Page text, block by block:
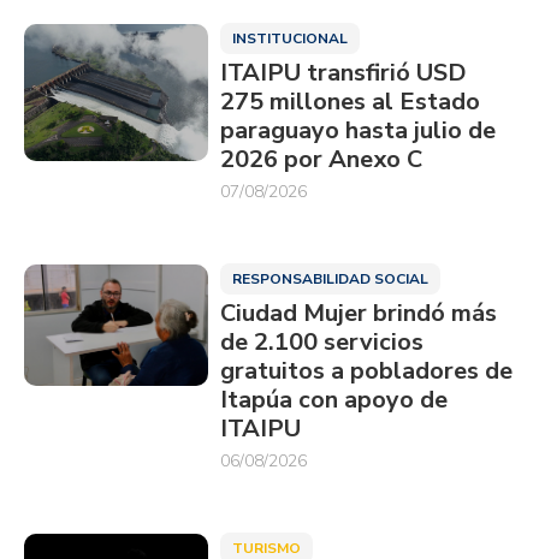
INSTITUCIONAL
ITAIPU transfirió USD
275 millones al Estado
paraguayo hasta julio de
2026 por Anexo C
07/08/2026
RESPONSABILIDAD SOCIAL
Ciudad Mujer brindó más
de 2.100 servicios
gratuitos a pobladores de
Itapúa con apoyo de
ITAIPU
06/08/2026
TURISMO